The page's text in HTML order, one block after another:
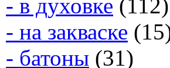
- в духовке (112)
- на закваске
- батоны (31)